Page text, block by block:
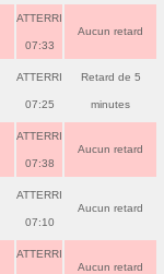
ATTERRI
07:33
Aucun retard
ATTERRI
07:25
Retard de 5
minutes
ATTERRI
07:38
Aucun retard
ATTERRI
07:10
Aucun retard
ATTERRI
Aucun retard